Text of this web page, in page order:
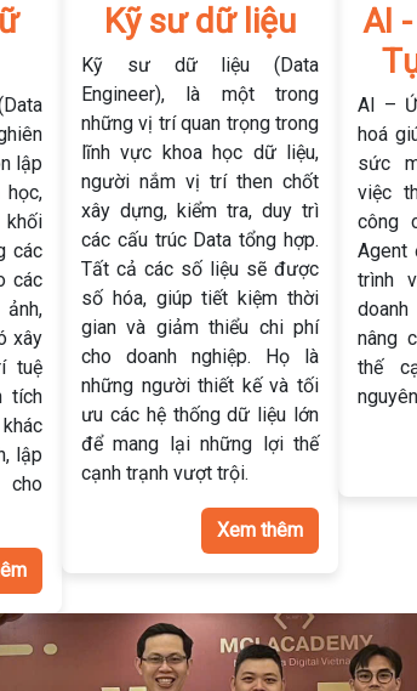
lập
học,
các
các
xây
tuệ
tích
lập
cho
Kỹ sư dữ liệu
Kỹ sư dữ liệu (Data
Engineer), là một trong
những vị trí quan trọng trong
lĩnh vực khoa học dữ liệu,
người nắm vị trí then chốt
xây dựng, kiểm tra, duy trì
các cấu trúc Data tổng hợp.
Tất cả các số liệu sẽ được
số hóa, giúp tiết kiệm thời
gian và giảm thiểu chi phí
cho doanh nghiệp. Họ là
những người thiết kế và tối
ưu các hệ thống dữ liệu lớn
để mang lại những lợi thế
cạnh trạnh vượt trội.
Xem thêm
AI
AI –
hoá
sức
việc
công
Agent
trình
nâng
thế